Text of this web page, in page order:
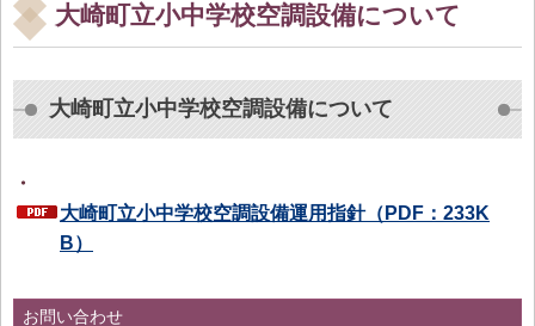
大崎町立小中学校空調設備について
大崎町立小中学校空調設備について
・
大崎町立小中学校空調設備運用指針（PDF：233K
B）
お問い合わせ